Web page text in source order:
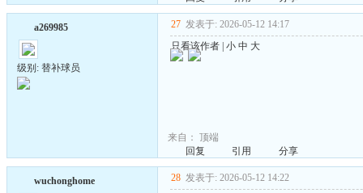
a269985
级别: 替补球员
27 发表于: 2026-05-12 14:17
只看该作者 小 中 大
来自： 顶端
回复
引用 分享
wuchonghome 28 发表于: 2026-05-12 14:22